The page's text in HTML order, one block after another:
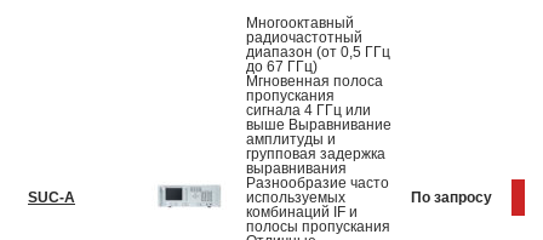
SUC-A
Многооктавный
радиочастотный
диапазон (от 0,5 ГГц
до 67 ГГц)
Мгновенная полоса
пропускания
сигнала 4 ГГц или
выше Выравнивание
амплитуды и
групповая задержка
выравнивания
Разнообразие часто
используемых
комбинаций IF и
полосы пропускания
По запросу